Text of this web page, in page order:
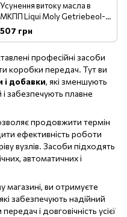
Усунення витоку масла в
МКПП Liqui Moly Getriebeol-
Verlust-Stop 50 мл
507 грн
професійні засоби
коробки передач. Тут ви
і добавки, які зменшують
забезпечують плавне
продовжити термін
ефективність роботи
вузлів. Засоби підходять
автоматичних і
ви отримуєте
забезпечують надійний
і довговічність усієї